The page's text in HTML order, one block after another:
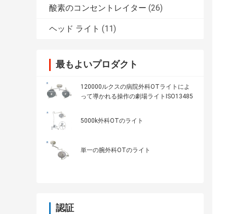
酸素のコンセントレイター (26)
ヘッド ライト (11)
最もよいプロダクト
120000ルクスの病院外科OTライトによ
って導かれる操作の劇場ライトISO13485
5000k外科OTのライト
単一の腕外科OTのライト
認証